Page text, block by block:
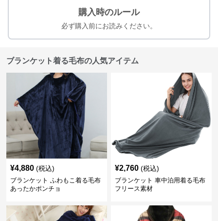
購入時のルール
必ず購入前にお読みください。
ブランケット着る毛布の人気アイテム
¥4,880 (税込)
ブランケット ふわもこ着る毛布
あったかポンチョ
¥2,760 (税込)
ブランケット 車中泊用着る毛布
フリース素材